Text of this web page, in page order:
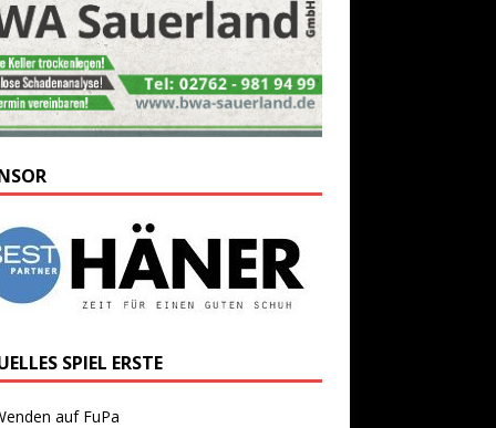
SPIEL ERSTE
auf FuPa